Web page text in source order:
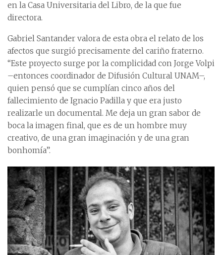
en la Casa Universitaria del Libro, de la que fue
directora.
Gabriel Santander valora de esta obra el relato de los
afectos que surgió precisamente del cariño fraterno.
“Este proyecto surge por la complicidad con Jorge Volpi
–entonces coordinador de Difusión Cultural UNAM–,
quien pensó que se cumplían cinco años del
fallecimiento de Ignacio Padilla y que era justo
realizarle un documental. Me deja un gran sabor de
boca la imagen final, que es de un hombre muy
creativo, de una gran imaginación y de una gran
bonhomía”.